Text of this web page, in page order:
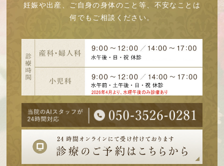
妊娠や出産、ご自身の身体のこと等、不安なことは
何でもご相談ください。